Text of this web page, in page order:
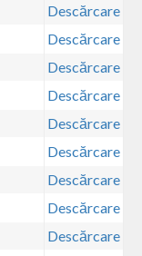
Descărcare
Descărcare
Descărcare
Descărcare
Descărcare
Descărcare
Descărcare
Descărcare
Descărcare